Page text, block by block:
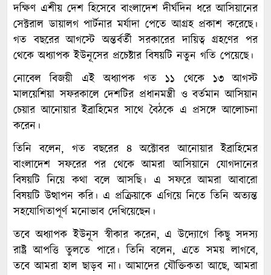
দক্ষিণ এশীয় দেশ হিসেবে বাংলাদেশ দীর্ঘদিন ধরে আসিয়ানের
সেক্টরাল ডায়ালগ পার্টনার মর্যাদা পেতে আগ্রহ প্রকাশ করেছে।
গত বছরের আগস্টে অন্তর্বর্তী সরকারের দায়িত্ব গ্রহণের পর
থেকে অধ্যাপক ইউনূসের প্রচেষ্টার বিষয়টি নতুন গতি পেয়েছে।
নোবেল বিজয়ী এই অধ্যাপক গত ১১ থেকে ১৩ আগস্ট
মালয়েশিয়া সফরকালে দেশটির প্রধানমন্ত্রী ও বর্তমান আসিয়ান
চেয়ার আনোয়ার ইব্রাহিমের সাথে বৈঠকে এ প্রসঙ্গে আলোচনা
করেন।
তিনি বলেন, গত বছরের ৪ অক্টোবর আনোয়ার ইব্রাহিমের
বাংলাদেশ সফরের পর থেকে আমরা আসিয়ানে যোগদানের
বিষয়টি নিয়ে কথা বলে আসছি। এ সফরে আমরা আবারো
বিষয়টি উত্থাপন করি। এ প্রক্রিয়াকে এগিয়ে নিতে তিনি অত্যন্ত
সহযোগিতাপূর্ণ মনোভাব দেখিয়েছেন।
তবে অধ্যাপক ইউনূস স্বীকার করেন, এ উদ্যোগে কিছু সদস্য
রাষ্ট্র আপত্তি তুলতে পারে। তিনি বলেন, এতে সময় লাগবে,
তবে আমরা হাল ছাড়ব না। আমাদের যৌক্তিকতা আছে, আমরা